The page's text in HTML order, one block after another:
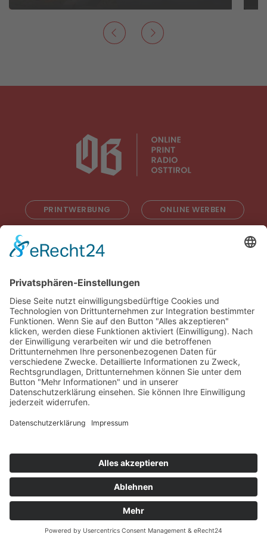
PRINTWERBUNG ONLINE WERBEN
Impressum
AGB
Cookie-Einstellungen
Werbe-Einwilligungen